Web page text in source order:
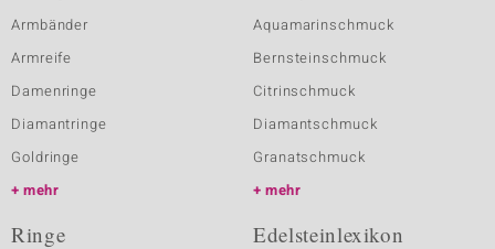
Armbänder
Armreife
Damenringe
Diamantringe
Goldringe
mehr
Aquamarinschmuck
Bernsteinschmuck
Citrinschmuck
Diamantschmuck
Granatschmuck
mehr
Ringe Edelsteinlexikon